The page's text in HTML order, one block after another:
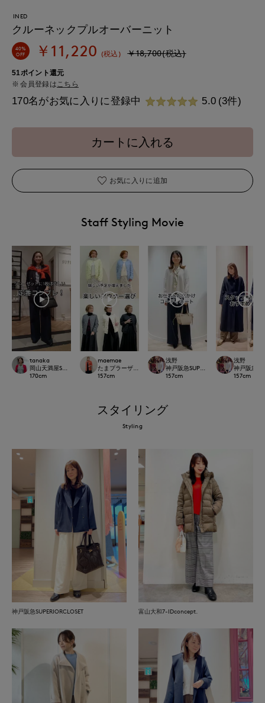
INED
クルーネックプルオーバーニット
40%
OFF
￥11,220 (税込) ￥18,700(税込)
51ポイント還元
会員登録は こちら
170名がお気に入りに登録中 5.0 (3件)
カートに入れる
お気に入りに追加
Staff Styling Movie
tanaka
岡山天満屋SUPERIORCLOSET
170cm
maemae
たまプラーザ東急I.T.'S.international
157cm
浅野
神戸阪急SUPERIORCLOSET
157cm
浅野
神戸阪急
157cm
スタイリング
Styling
神戸阪急SUPERIORCLOSET 富山大和7-IDconcept.